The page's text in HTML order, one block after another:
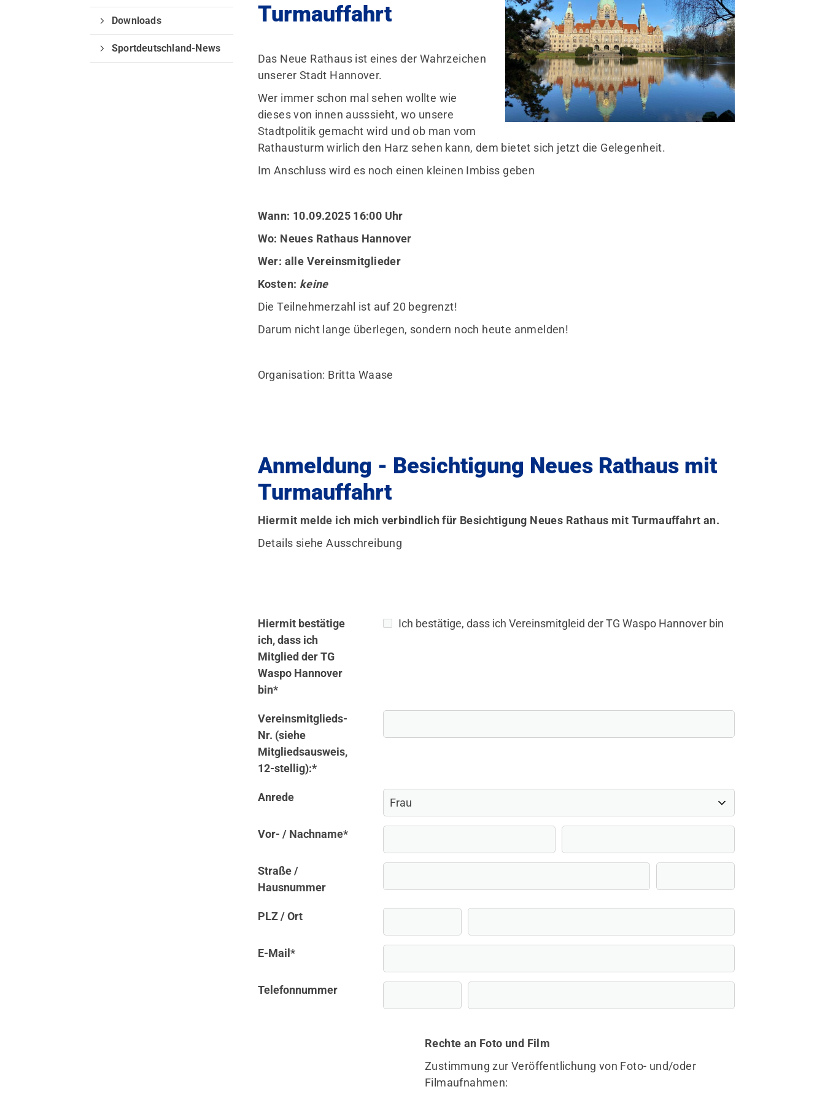
Turmauffahrt
Das Neue Rathaus ist eines der Wahrzeichen
unserer Stadt Hannover.
Wer immer schon mal sehen wollte wie
dieses von innen ausssieht, wo unsere
Stadtpolitik gemacht wird und ob man vom
Rathausturm wirlich den Harz sehen kann, dem bietet sich jetzt die Gelegenheit.
Im Anschluss wird es noch einen kleinen Imbiss geben
Wann: 10.09.2025 16:00 Uhr
Wo: Neues Rathaus Hannover
Wer: alle Vereinsmitglieder
Kosten: keine
Die Teilnehmerzahl ist auf 20 begrenzt!
Darum nicht lange überlegen, sondern noch heute anmelden!
Organisation: Britta Waase
Anmeldung - Besichtigung Neues Rathaus mit
Turmauffahrt
Hiermit melde ich mich verbindlich für Besichtigung Neues Rathaus mit Turmauffahrt an.
Details siehe Ausschreibung
Hiermit bestätige
ich, dass ich
Mitglied der TG
Waspo Hannover
bin*
Ich bestätige, dass ich Vereinsmitgleid der TG Waspo Hannover bin
Vereinsmitglieds-
Nr. (siehe
Mitgliedsausweis,
12-stellig):*
Anrede
Vor- / Nachname*
Straße /
Hausnummer
PLZ / Ort
E-Mail*
Telefonnummer
Rechte an Foto und Film
Zustimmung zur Veröffentlichung von Foto- und/oder
Filmaufnahmen:
Downloads
Sportdeutschland-News
Apnoe-Tauchen
Jugend
Formulare & Dokumente
Wöhlerstr. 1
30163 Hannover
info@tgwaspo.de